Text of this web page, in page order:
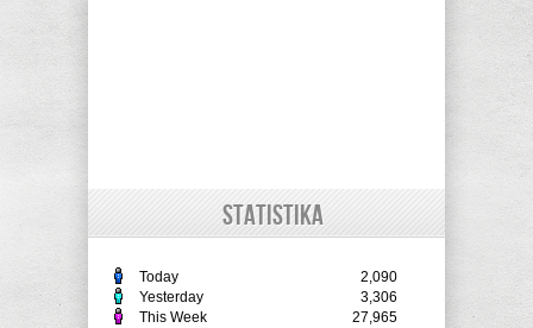
STATISTIKA
Today
2,090
Yesterday
3,306
This Week
27,965